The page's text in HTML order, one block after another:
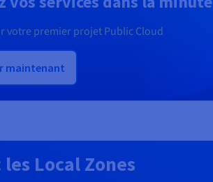
votre premier projet Public Cloud
maintenant
Local Zones